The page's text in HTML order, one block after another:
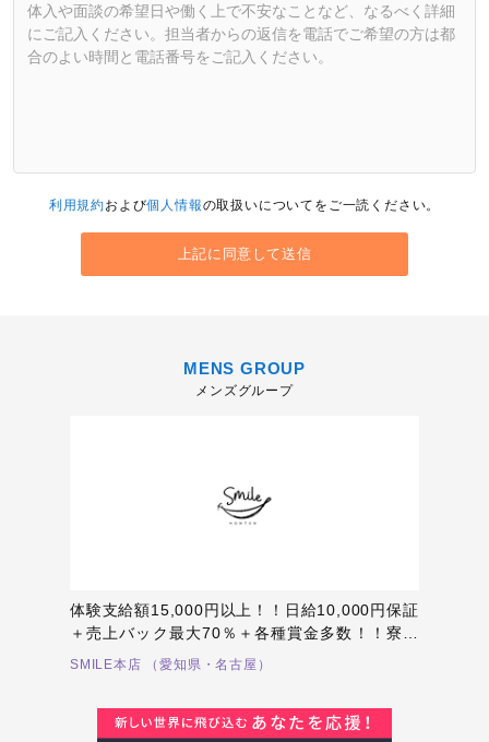
利用規約および個人情報の取扱いについてをご一読ください。
MENS GROUP
メンズグループ
体験支給額15,000円以上！！日給10,000円保証
＋売上バック最大70％＋各種賞金多数！！寮費
無料制度あり！整形代支給・割引あり！新店舗
SMILE本店 （愛知県・名古屋）